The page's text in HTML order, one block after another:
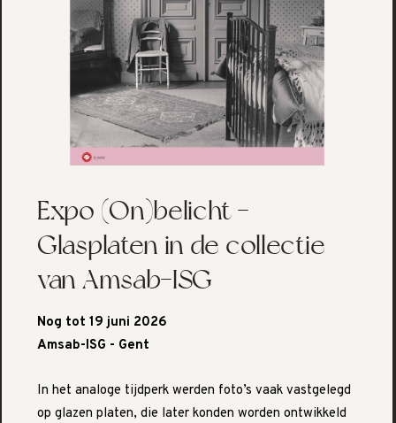
Expo (On)belicht -
Glasplaten in de collectie
van Amsab-ISG
Nog tot 19 juni 2026
Amsab-ISG - Gent
In het analoge tijdperk werden foto’s vaak vastgelegd
op glazen platen, die later konden worden ontwikkeld